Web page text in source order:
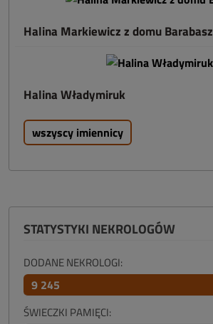
Halina Markiewicz z domu Barabasz
Halina Władymiruk
wszyscy imiennicy
STATYSTYKI NEKROLOGÓW
DODANE NEKROLOGI:
9 245
ŚWIECZKI PAMIĘCI: